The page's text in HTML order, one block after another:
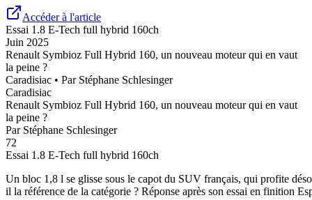
Accéder à l'article
Essai 1.8 E-Tech full hybrid 160ch
Juin 2025
Renault Symbioz Full Hybrid 160, un nouveau moteur qui en vaut
la peine ?
Caradisiac • Par Stéphane Schlesinger
Caradisiac
Renault Symbioz Full Hybrid 160, un nouveau moteur qui en vaut
la peine ?
Par Stéphane Schlesinger
72
Essai 1.8 E-Tech full hybrid 160ch
Un bloc 1,8 l se glisse sous le capot du SUV français, qui profite
il la référence de la catégorie ? Réponse après son essai en finition